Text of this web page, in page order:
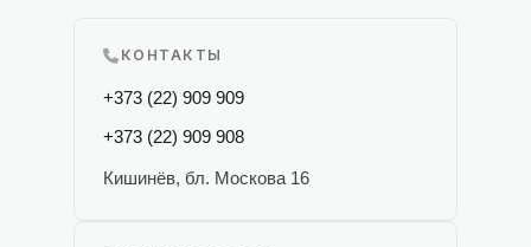
КОНТАКТЫ
+373 (22) 909 909
+373 (22) 909 908
Кишинёв, бл. Москова 16